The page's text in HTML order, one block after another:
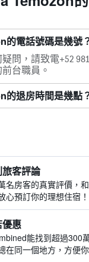
電話號碼是幾號
問，請致電+52
前台職員。
退房時間是幾點
客評論
名房客的真實評價，
心預訂你的理想住宿！
惠
能找到超過300
在同一個地方，方便